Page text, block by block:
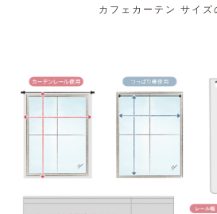
カフェカーテン サイズ